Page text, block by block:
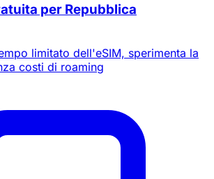
per Repubblica
limitato dell'eSIM, sperimenta la
costi di roaming